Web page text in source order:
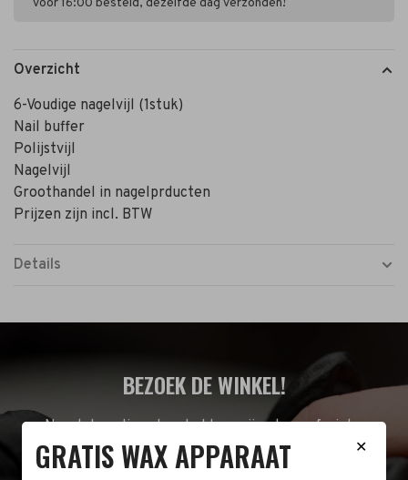
Overzicht
6-Voudige nagelvijl (1stuk)
Nail buffer
Polijstvijl
Nagelvijl
Groothandel in nagelprducten
Prijzen zijn incl. BTW
Details
BEZOEK DE WINKEL!
Naast de online shop hebben wij ook een fysieke
winkel in Zwijndrecht! Het adres is: Antoni van
Leeuwenhoekstraat 10. Kom op een doordeweekse
✕
GRATIS WAX APPARAAT